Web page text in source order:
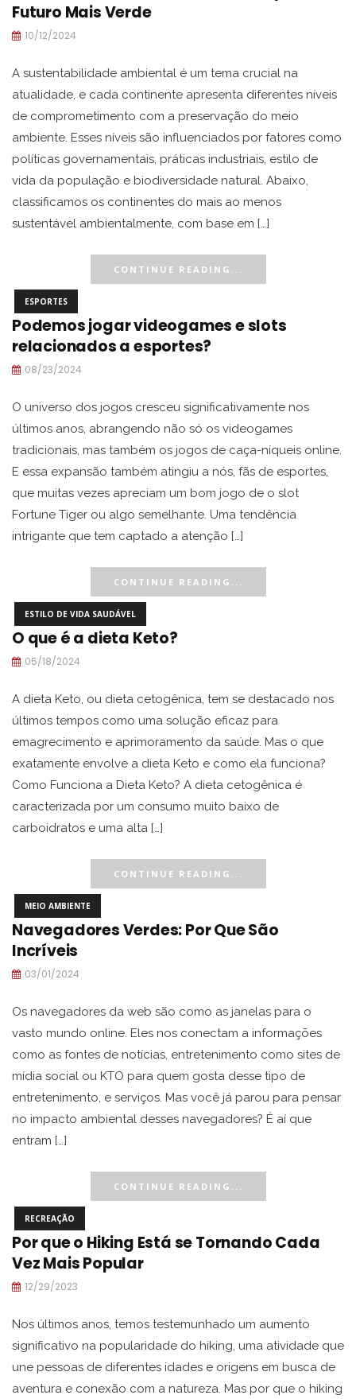
Futuro Mais Verde
10/12/2024
A sustentabilidade ambiental é um tema crucial na
atualidade, e cada continente apresenta diferentes níveis
de comprometimento com a preservação do meio
ambiente. Esses níveis são influenciados por fatores como
políticas governamentais, práticas industriais, estilo de
vida da população e biodiversidade natural. Abaixo,
classificamos os continentes do mais ao menos
sustentável ambientalmente, com base em […]
CONTINUE READING...
ESPORTES
Podemos jogar videogames e slots
relacionados a esportes?
08/23/2024
O universo dos jogos cresceu significativamente nos
últimos anos, abrangendo não só os videogames
tradicionais, mas também os jogos de caça-níqueis online.
E essa expansão também atingiu a nós, fãs de esportes,
que muitas vezes apreciam um bom jogo de o slot
Fortune Tiger ou algo semelhante. Uma tendência
intrigante que tem captado a atenção […]
CONTINUE READING...
ESTILO DE VIDA SAUDÁVEL
O que é a dieta Keto?
05/18/2024
A dieta Keto, ou dieta cetogênica, tem se destacado nos
últimos tempos como uma solução eficaz para
emagrecimento e aprimoramento da saúde. Mas o que
exatamente envolve a dieta Keto e como ela funciona?
Como Funciona a Dieta Keto? A dieta cetogênica é
caracterizada por um consumo muito baixo de
carboidratos e uma alta […]
CONTINUE READING...
MEIO AMBIENTE
Navegadores Verdes: Por Que São
Incríveis
03/01/2024
Os navegadores da web são como as janelas para o
vasto mundo online. Eles nos conectam a informações
como as fontes de notícias, entretenimento como sites de
mídia social ou KTO para quem gosta desse tipo de
entretenimento, e serviços. Mas você já parou para pensar
no impacto ambiental desses navegadores? É aí que
entram […]
CONTINUE READING...
RECREAÇÃO
Por que o Hiking Está se Tornando Cada
Vez Mais Popular
12/29/2023
Nos últimos anos, temos testemunhado um aumento
significativo na popularidade do hiking, uma atividade que
une pessoas de diferentes idades e origens em busca de
aventura e conexão com a natureza. Mas por que o hiking